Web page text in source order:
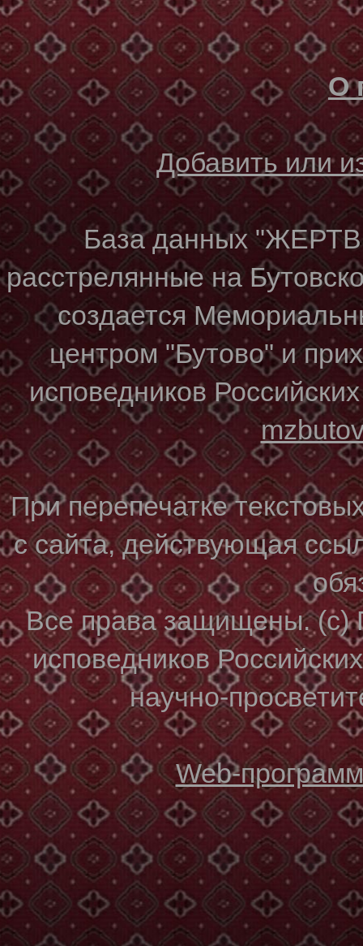
О
Добавить или
База данных
расстрелянные на
создается
центром "Бутово" и
исповедников
При перепечатке
с сайта, действующая
Все права защищены. (с)
исповедников
научно-
Web-